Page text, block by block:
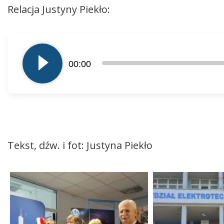
Relacja Justyny Piekło:
plików
dźwiękowych
00:00
Tekst, dźw. i fot: Justyna Piekło